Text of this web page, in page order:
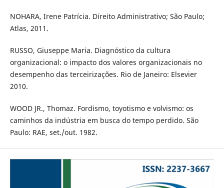
NOHARA, Irene Patrícia. Direito Administrativo; São Paulo;
Atlas, 2011.
RUSSO, Giuseppe Maria. Diagnóstico da cultura
organizacional: o impacto dos valores organizacionais no
desempenho das terceirizações. Rio de Janeiro: Elsevier
2010.
WOOD JR., Thomaz. Fordismo, toyotismo e volvismo: os
caminhos da indústria em busca do tempo perdido. São
Paulo: RAE, set./out. 1982.